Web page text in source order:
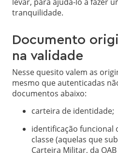
tranquilidade.
Documento
na validade
Nesse quesito valem as
mesmo que autenticadas
documentos abaixo:
carteira de identidade;
identificação funcional
classe (aquelas que
Carteira Militar, da OAB